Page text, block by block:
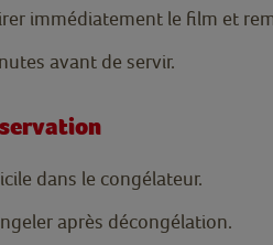
immédiatement le film et
avant de servir.
dans le congélateur.
après décongélation.